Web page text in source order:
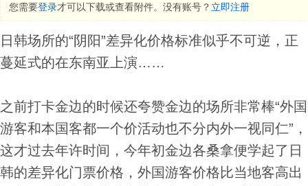
您需要登录才可以下载或查看附件。没有账号？ 立即注册
日韩场所的“阴阳”差异化价格标准似乎不可逆，正
蔓延式的在东南亚上演……
之前打卡金边的时候还夸赞金边的场所非常棒“外国
游客和本国客都一个价活动也不分内外一视同仁”，
这才过去年许时间，今年初金边各桑拿便学起了日
韩的差异化门票价格，外国游客价格比当地客高出